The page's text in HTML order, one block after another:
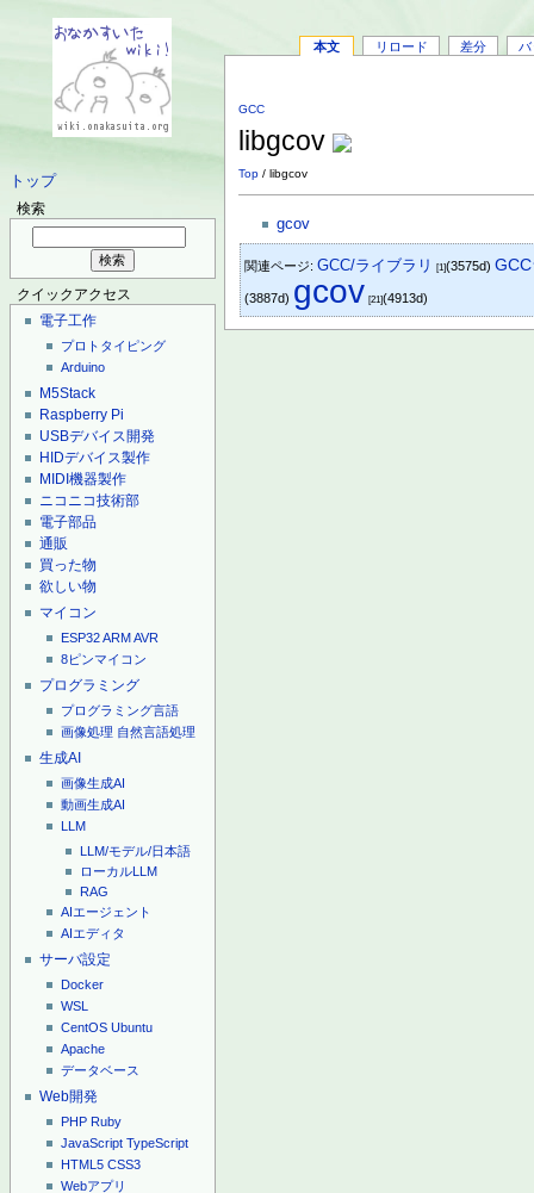
トップ
検索
クイックアクセス
電子工作
プロトタイピング
Arduino
M5Stack
Raspberry Pi
USBデバイス開発
HIDデバイス製作
MIDI機器製作
ニコニコ技術部
電子部品
通販
買った物
欲しい物
マイコン
ESP32ARMAVR
8ピンマイコン
プログラミング
プログラミング言語
画像処理 自然言語処理
生成AI
画像生成AI
動画生成AI
LLM
LLM/モデル/日本語
ローカルLLM
RAG
AIエージェント
AIエディタ
サーバ設定
Docker
WSL
CentOS Ubuntu
Apache
データベース
Web開発
PHP Ruby
JavaScript TypeScript
HTML5 CSS3
Webアプリ
本文 リロード 差分 バ
GCC
libgcov
Top / libgcov
gcov
関連ページ:GCC/ライブラリ [1](3575d)
(3887d) gcov [21](4913d)